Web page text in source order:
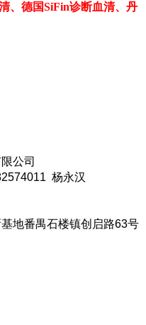
、德国SiFin诊断血清、丹
公司
杨永汉
地番禺石楼镇创启路63号